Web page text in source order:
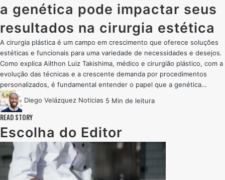
a genética pode impactar seus
resultados na cirurgia estética
A cirurgia plástica é um campo em crescimento que oferece soluções
estéticas e funcionais para uma variedade de necessidades e desejos.
Como explica Ailthon Luiz Takishima, médico e cirurgião plástico, com a
evolução das técnicas e a crescente demanda por procedimentos
personalizados, é fundamental entender o papel que a genética…
Diego Velázquez Noticias 5 Min de leitura
READ STORY
Escolha do Editor